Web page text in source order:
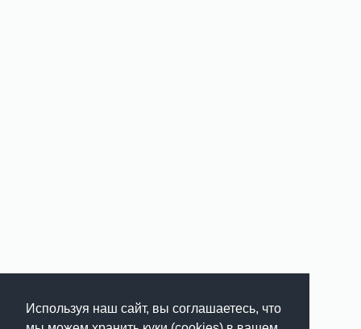
Используя наш сайт, вы соглашаетесь, что